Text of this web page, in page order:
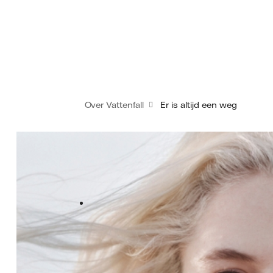
Over Vattenfall Er is altijd een weg